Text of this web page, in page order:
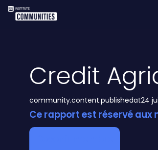
Credit
community.content.publishedat24
Ce rapport est réservé aux